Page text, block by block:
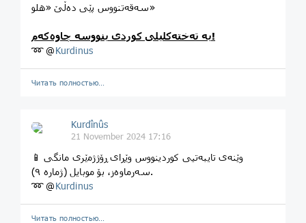
سەقەتنووس پێی دەڵێ «هلو»
بە تەختەکلیلی کوردی بنووسە چاوەکەم!
➿ @Kurdinus
Читать полностью…
Kurdînûs
21 November 2024 17:16
📱 وێنەی تایبەتیی کوردینووس وێڕای ڕۆژژمێری مانگی
سەرماوەز، بۆ موبایل (ژماره ٩).
➿ @Kurdinus
Читать полностью…